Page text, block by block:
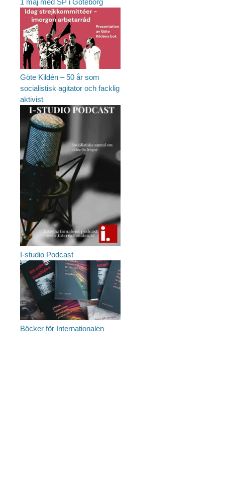
Göte Kildén – 50 år som
socialistisk agitator och facklig
aktivist
I-studio Podcast
Böcker för Internationalen